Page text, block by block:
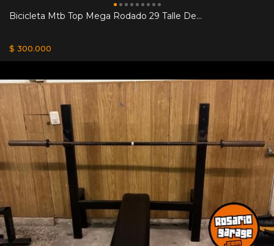
Bicicleta Mtb Top Mega Rodado 29 Talle De...
$ 300.000